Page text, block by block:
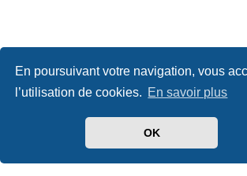
En poursuivant votre navigation, vous
l’utilisation de cookies. En savoir plus
OK